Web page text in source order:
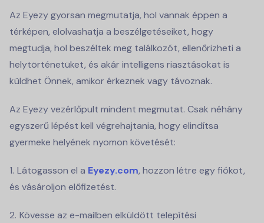
Az Eyezy gyorsan megmutatja, hol vannak éppen a
térképen, elolvashatja a beszélgetéseiket, hogy
megtudja, hol beszéltek meg találkozót, ellenőrizheti a
helytörténetüket, és akár intelligens riasztásokat is
küldhet Önnek, amikor érkeznek vagy távoznak.
Az Eyezy vezérlőpult mindent megmutat. Csak néhány
egyszerű lépést kell végrehajtania, hogy elindítsa
gyermeke helyének nyomon követését:
Látogasson el a Eyezy.com, hozzon létre egy fiókot,
és vásároljon előfizetést.
Kövesse az e-mailben elküldött telepítési